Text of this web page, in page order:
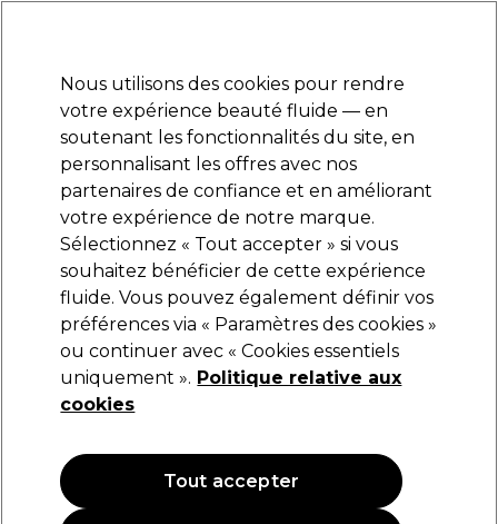
Se connecter
Marques Bons plans Coiffure Electro et Matériel
Livraison et délais
lire la suite
Wella Professionals
Wella Professionals Invigo Blonde Recharge
Après-shampoing raviveur de couleur Cool
Blonde 200ml
(1 )
19,68 €
OFFRE
Nous utilisons des cookies pour rendre
votre expérience beauté fluide — en
soutenant les fonctionnalités du site, en
personnalisant les offres avec nos
partenaires de confiance et en améliorant
votre expérience de notre marque.
Sélectionnez « Tout accepter » si vous
souhaitez bénéficier de cette expérience
fluide. Vous pouvez également définir vos
préférences via « Paramètres des cookies »
ou continuer avec « Cookies essentiels
uniquement ». Politique relative aux
cookies
Tout accepter